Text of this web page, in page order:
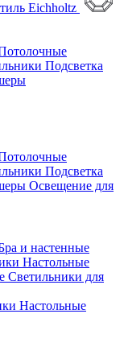
Eichholtz
Подсветка
Подсветка
Освещение для
и настенные
Настольные
Светильники для
Настольные